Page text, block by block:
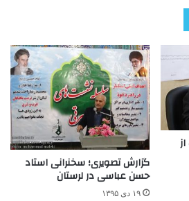
گزارش تصویری؛ سخنرانی استاد
حسن عباسی در لرستان
۱۹ دی ۱۳۹۵